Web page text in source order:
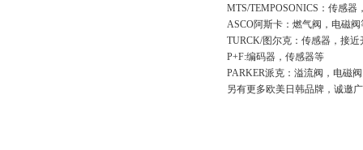
MTS/TEMPOSONICS：传感器
ASCO阿斯卡：燃气阀，电磁阀
TURCK/图尔克：传感器，接近
P+F:编码器，传感器等
PARKER派克：溢流阀，电磁
另有更多欧美日韩品牌，诚邀